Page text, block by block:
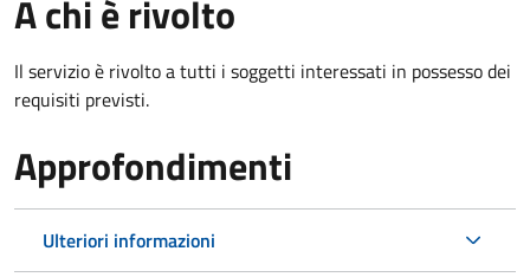
A chi è rivolto
Il servizio è rivolto a tutti i soggetti interessati in possesso dei
requisiti previsti.
Approfondimenti
Ulteriori informazioni